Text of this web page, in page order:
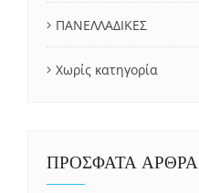
ΠΑΝΕΛΛΑΔΙΚΕΣ
Χωρίς κατηγορία
ΠΡΟΣΦΑΤΑ ΑΡΘΡΑ